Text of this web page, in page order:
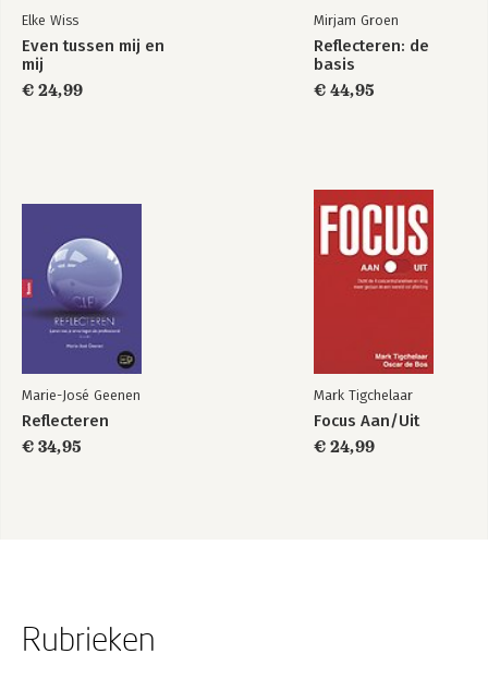
Elke Wiss
Even tussen mij en
mij
€ 24,99
Mirjam Groen
Reflecteren: de
basis
€ 44,95
Marie-José Geenen
Reflecteren
€ 34,95
Mark Tigchelaar
Focus Aan/Uit
€ 24,99
Rubrieken